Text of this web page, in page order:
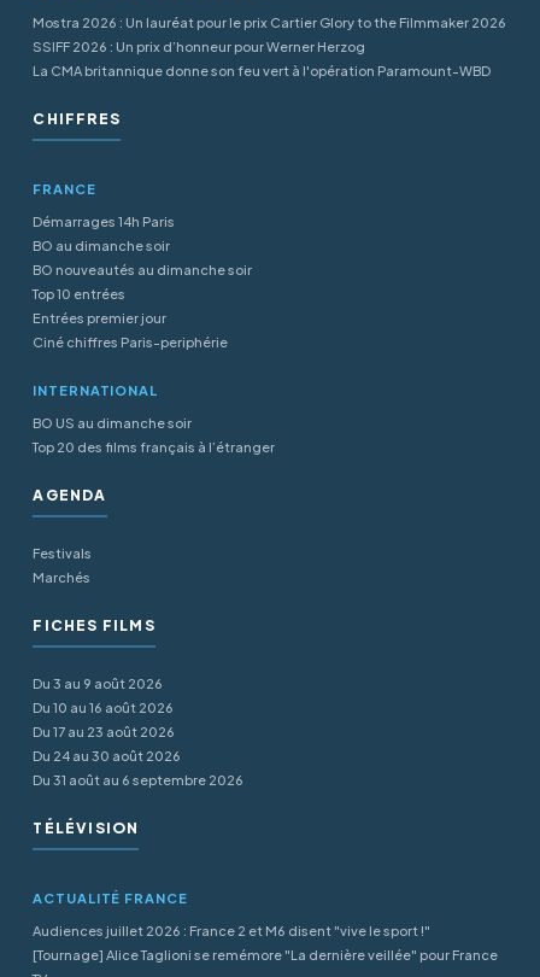
Mostra 2026 : Un lauréat pour le prix Cartier Glory to the Filmmaker 2026
SSIFF 2026 : Un prix d’honneur pour Werner Herzog
La CMA britannique donne son feu vert à l'opération Paramount-WBD
CHIFFRES
FRANCE
Démarrages 14h Paris
BO au dimanche soir
BO nouveautés au dimanche soir
Top 10 entrées
Entrées premier jour
Ciné chiffres Paris-periphérie
INTERNATIONAL
BO US au dimanche soir
Top 20 des films français à l’étranger
AGENDA
Festivals
Marchés
FICHES FILMS
Du 3 au 9 août 2026
Du 10 au 16 août 2026
Du 17 au 23 août 2026
Du 24 au 30 août 2026
Du 31 août au 6 septembre 2026
TÉLÉVISION
ACTUALITÉ FRANCE
Audiences juillet 2026 : France 2 et M6 disent "vive le sport !"
[Tournage] Alice Taglioni se remémore "La dernière veillée" pour France